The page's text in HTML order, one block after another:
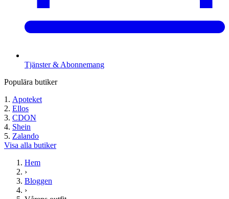
Tjänster & Abonnemang
Populära butiker
Apoteket
Ellos
CDON
Shein
Zalando
Visa alla butiker
Hem
›
Bloggen
›